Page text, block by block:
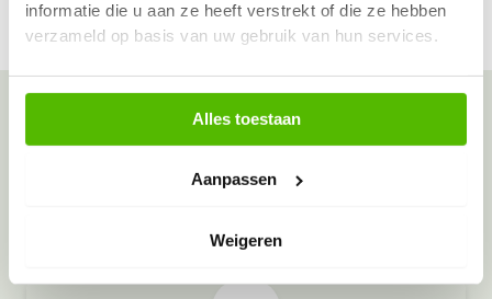
informatie die u aan ze heeft verstrekt of die ze hebben
verzameld op basis van uw gebruik van hun services.
Alles toestaan
Aanpassen
Weigeren
Meer inzamelpunten in de buurt
Eeko heeft meer dan 100
ook in jouw buurt.